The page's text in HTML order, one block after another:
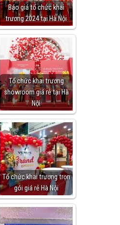
Báo giá tổ chức khai
trương 2024 tại Hà Nội
Tổ chức khai trương
showroom giá rẻ tại Hà
Nội
Tổ chức khai trương trọn
gói giá rẻ Hà Nội